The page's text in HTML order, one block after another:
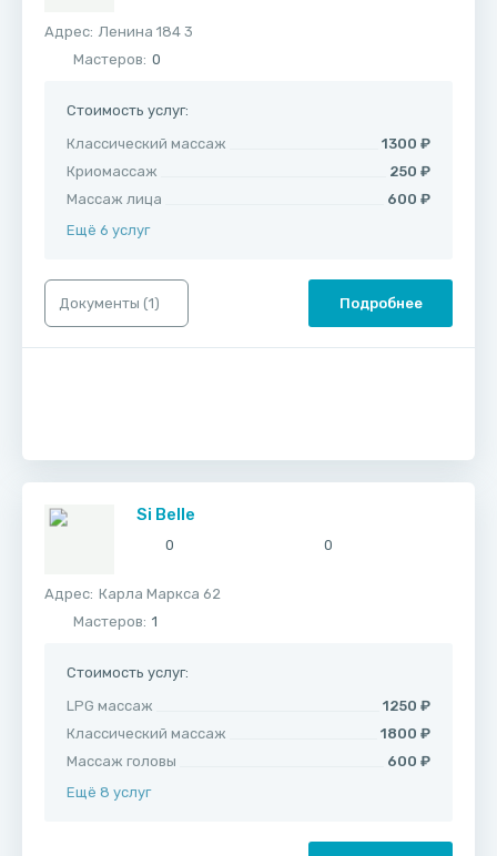
Адрес: ​Ленина 184 3
Мастеров: 0
Стоимость услуг:
Классический массаж
1300 ₽
Криомассаж
250 ₽
Массаж лица
600 ₽
Ещё 6 услуг
Документы (1) Подробнее
Si Belle
0 0
Адрес: ​Карла Маркса 62
Мастеров: 1
Стоимость услуг:
LPG массаж
1250 ₽
Классический массаж
1800 ₽
Массаж головы
600 ₽
Ещё 8 услуг